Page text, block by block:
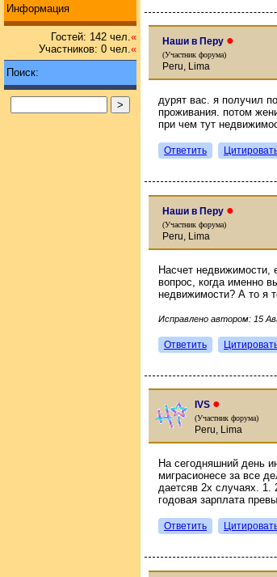
Информация
Гостей: 142 чел.«
Участников: 0 чел.«
Поиск:
Наши в Перу ●
(Участник форума)
Peru, Lima
дурят вас. я получил
проживания. потом
при чем тут
Ответить
Наши в Перу ●
(Участник форума)
Peru, Lima
Насчет недвижимости,
вопрос, когда именно
недвижимости? А то я
Исправлено автором: 15
Ответить
IVS ●
(Участник форума)
Peru, Lima
На сегодняшний день
миграсионесе за все
даетсяв 2х случаях. 1.
годовая зарплата
Ответить